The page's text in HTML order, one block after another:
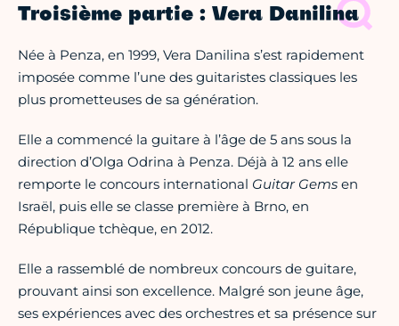
Troisième partie : Vera Danilina
Née à Penza, en 1999, Vera Danilina s’est rapidement
imposée comme l’une des guitaristes classiques les
plus prometteuses de sa génération.
Elle a commencé la guitare à l’âge de 5 ans sous la
direction d’Olga Odrina à Penza. Déjà à 12 ans elle
remporte le concours international Guitar Gems en
Israël, puis elle se classe première à Brno, en
République tchèque, en 2012.
Elle a rassemblé de nombreux concours de guitare,
prouvant ainsi son excellence. Malgré son jeune âge,
ses expériences avec des orchestres et sa présence sur